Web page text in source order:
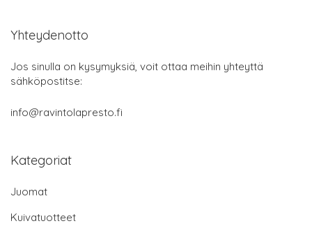
Yhteydenotto
Jos sinulla on kysymyksiä, voit ottaa meihin yhteyttä
sähköpostitse:
info@ravintolapresto.fi
Kategoriat
Juomat
Kuivatuotteet